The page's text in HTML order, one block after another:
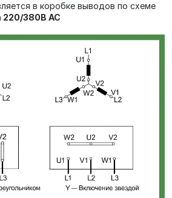
в коробке выводов по схеме
220/380В AC